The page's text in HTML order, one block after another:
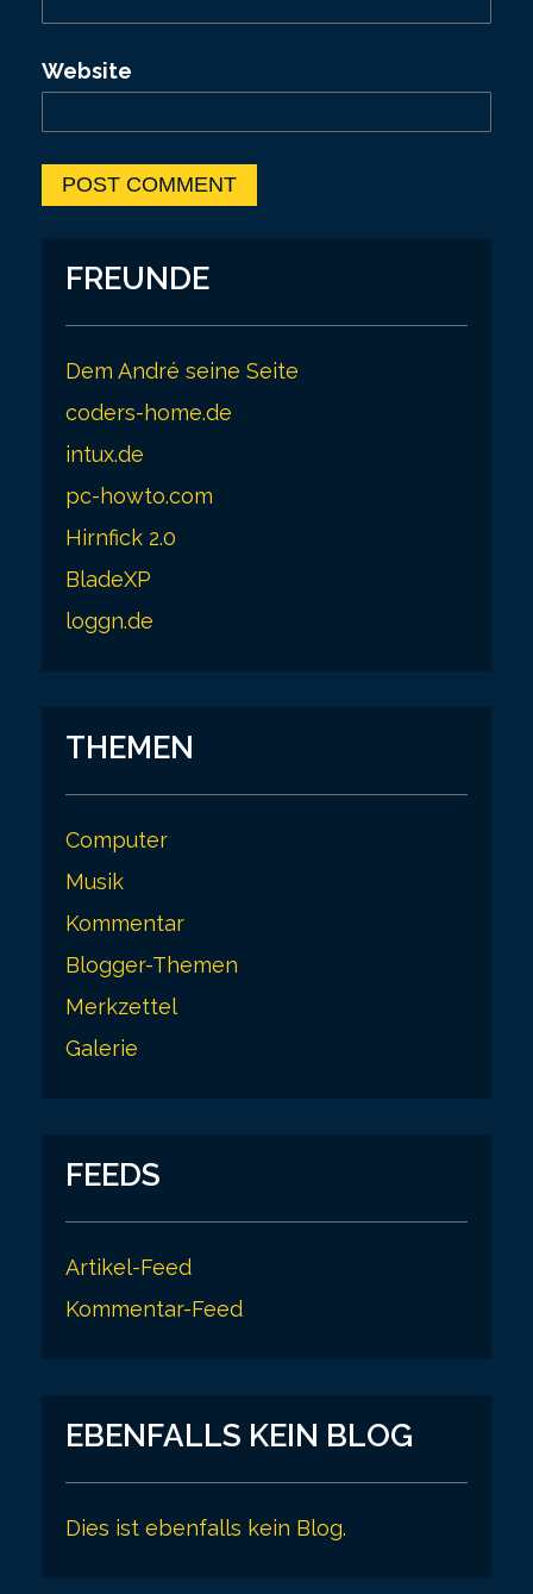
Website
FREUNDE
Dem André seine Seite
coders-home.de
intux.de
pc-howto.com
Hirnfick 2.0
BladeXP
loggn.de
THEMEN
Computer
Musik
Kommentar
Blogger-Themen
Merkzettel
Galerie
FEEDS
Artikel-Feed
Kommentar-Feed
EBENFALLS KEIN BLOG
Dies ist ebenfalls kein Blog.